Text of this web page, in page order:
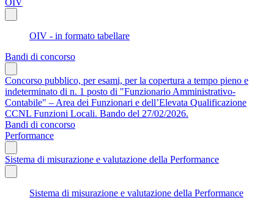
OIV - in formato tabellare
Bandi di concorso
Concorso pubblico, per esami, per la copertura a tempo pieno e
indeterminato di n. 1 posto di "Funzionario Amministrativo-
Contabile" – Area dei Funzionari e dell’Elevata Qualificazione
CCNL Funzioni Locali. Bando del 27/02/2026.
Bandi di concorso
Performance
Sistema di misurazione e valutazione della Performance
Sistema di misurazione e valutazione della Performance